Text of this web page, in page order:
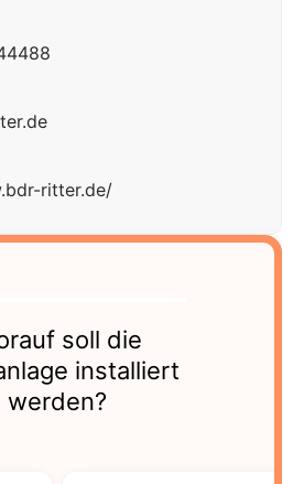
ritter.de/
soll die
installiert
werden?